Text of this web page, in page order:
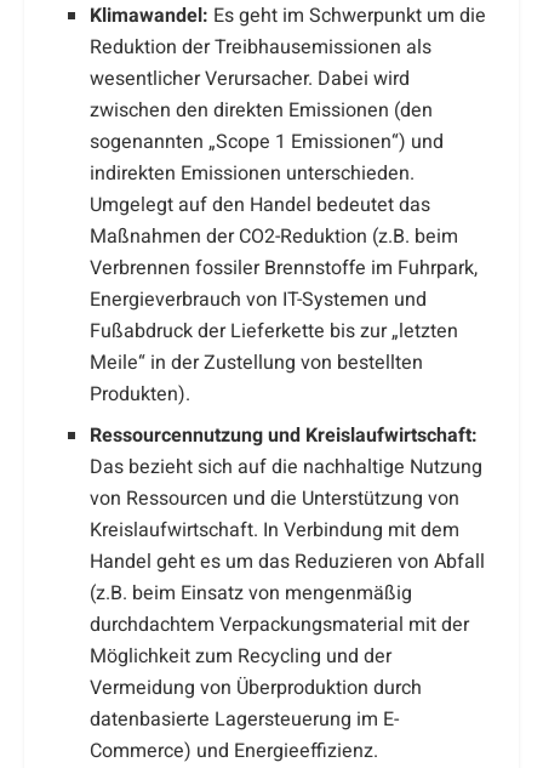
Klimawandel: Es geht im Schwerpunkt um die
Reduktion der Treibhausemissionen als
wesentlicher Verursacher. Dabei wird
zwischen den direkten Emissionen (den
sogenannten „Scope 1 Emissionen“) und
indirekten Emissionen unterschieden.
Umgelegt auf den Handel bedeutet das
Maßnahmen der CO2-Reduktion (z.B. beim
Verbrennen fossiler Brennstoffe im Fuhrpark,
Energieverbrauch von IT-Systemen und
Fußabdruck der Lieferkette bis zur „letzten
Meile“ in der Zustellung von bestellten
Produkten).
Ressourcennutzung und Kreislaufwirtschaft:
Das bezieht sich auf die nachhaltige Nutzung
von Ressourcen und die Unterstützung von
Kreislaufwirtschaft. In Verbindung mit dem
Handel geht es um das Reduzieren von Abfall
(z.B. beim Einsatz von mengenmäßig
durchdachtem Verpackungsmaterial mit der
Möglichkeit zum Recycling und der
Vermeidung von Überproduktion durch
datenbasierte Lagersteuerung im E-
Commerce) und Energieeffizienz.